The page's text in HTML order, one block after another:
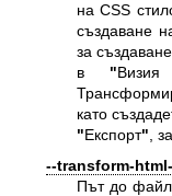
на CSS
създаване
за
в "
като
"Експорт",
--transform-
Път до